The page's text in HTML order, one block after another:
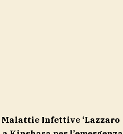
Infettive ‘Lazzaro